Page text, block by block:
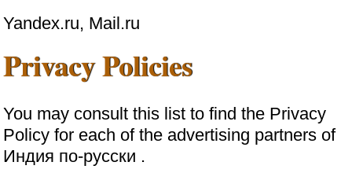
Yandex.ru, Mail.ru
Privacy Policies
You may consult this list to find the Privacy
Policy for each of the advertising partners of
Индия по-русски .